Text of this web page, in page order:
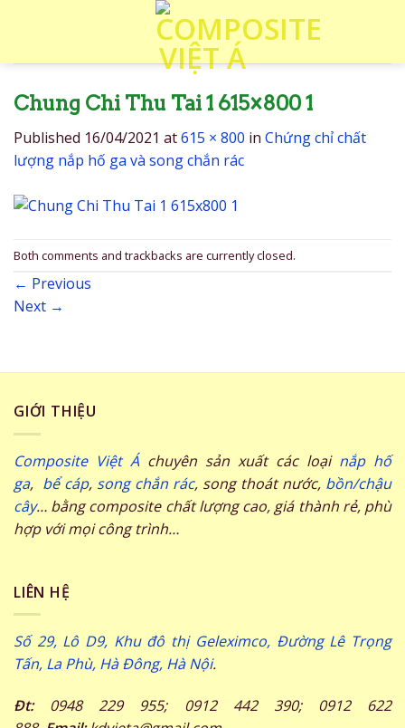
Chung Chi Thu Tai 1 615×800 1
Published 16/04/2021 at615 × 800 in Chứng chỉ chất
lượng nắp hố ga và song chắn rác
Both comments and trackbacks are currently closed.
← Previous
Next →
GIỚI THIỆU
Composite Việt Á chuyên sản xuất các loại nắp hố
ga, bể cáp, song chắn rác, song thoát nước, bồn/chậu
cây… bằng composite chất lượng cao, giá thành rẻ, phù
hợp với mọi công trình…
LIÊN HỆ
Số 29, Lô D9, Khu đô thị Geleximco, Đường Lê Trọng
Tấn, La Phù, Hà Đông, Hà Nội.
Đt:0948 229 955; 0912 442 390; 0912 622